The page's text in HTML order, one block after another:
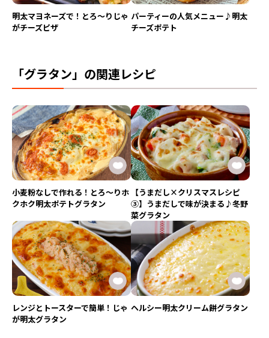
明太マヨネーズで！とろ〜りじゃ
がチーズピザ
パーティーの人気メニュー♪明太
チーズポテト
「グラタン」の関連レシピ
小麦粉なしで作れる！とろ〜りホ
クホク明太ポテトグラタン
【うまだし×クリスマスレシピ
③】うまだしで味が決まる♪冬野
菜グラタン
レンジとトースターで簡単！じゃ
が明太グラタン
ヘルシー明太クリーム餅グラタン